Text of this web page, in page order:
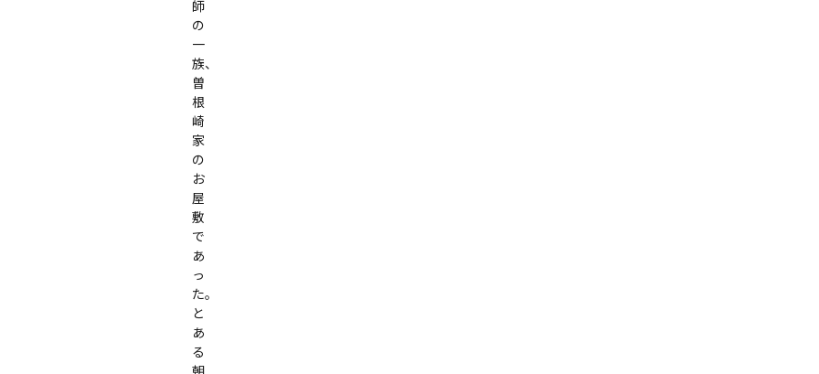
師
の
一
族、
曽
根
崎
家
の
お
屋
敷
で
あ
っ
た。
と
あ
る